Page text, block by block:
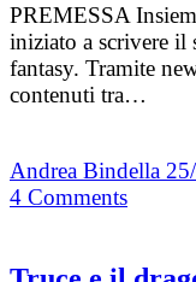
PREMESSA
iniziato a scrivere
fantasy. Tramite
contenuti tra…
Andrea Bindella
4 Comments